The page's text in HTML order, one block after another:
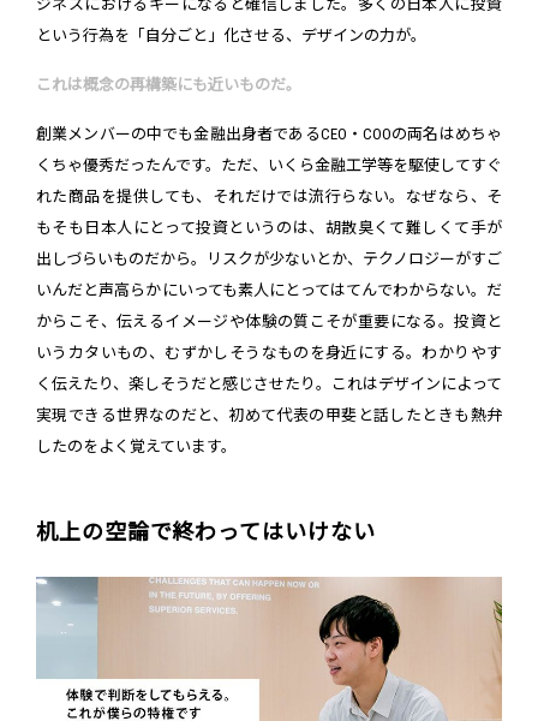
ジネスにおけるキーになると確信しました。多くの日本人に投資
という行為を「自分ごと」化させる、デザインの力が。
これは概念の再構築にも近いものだ。
創業メンバーの中でも金融出身者であるCEO・COOの両名はめちゃ
くちゃ優秀だったんです。ただ、いくら金融工学等を駆使してすぐ
れた商品を提供しても、それだけでは流行らない。なぜなら、そ
もそも日本人にとって投資というのは、胡散臭くて難しくて手が
出しづらいものだから。リスクが少ないとか、テクノロジーがすご
いんだと声高らかにいっても素人にとってはてんでわからない。だ
からこそ、伝えるイメージや体験の質こそが重要になる。投資と
いうカタいもの、むずかしそうなものを身近にする。わかりやす
く伝えたり、楽しそうだと感じさせたり。これはデザインによって
実現できる世界なのだと、初めて代表の甲斐と話したときも熱弁
したのをよく覚えています。
机上の空論で終わってはいけない